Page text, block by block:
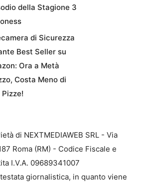
della Stagione 3
di Sicurezza
Best Seller su
Ora a Metà
Costa Meno di
Pizze!
di NEXTMEDIAWEB SRL - Via
Roma (RM) - Codice Fiscale e
I.V.A. 09689341007
giornalistica, in quanto viene